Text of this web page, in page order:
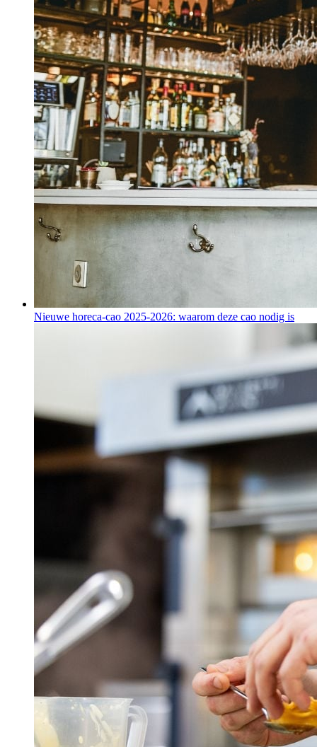
Nieuwe horeca-cao 2025-2026: waarom deze cao nodig is